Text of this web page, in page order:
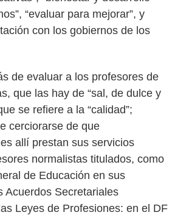
“evaluar para mejorar”, y
con los gobiernos de los
de evaluar a los profesores de
que las hay de “sal, de dulce y
se refiere a la “calidad”;
cerciorarse de que
allí prestan sus servicios
normalistas titulados, como
de Educación en sus
Acuerdos Secretariales
Leyes de Profesiones: en el DF